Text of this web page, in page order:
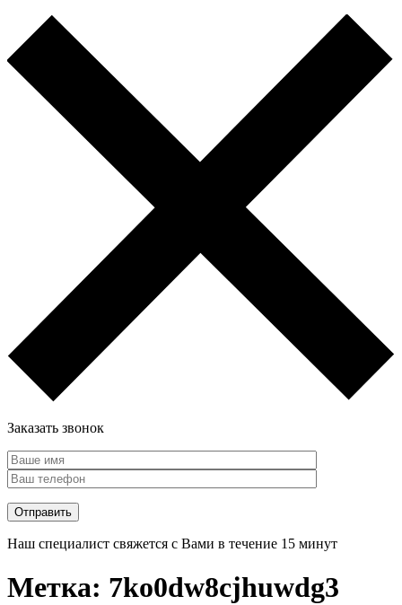
Заказать звонок
Наш специалист свяжется с Вами в течение 15 минут
Метка: 7ko0dw8cjhuwdg3